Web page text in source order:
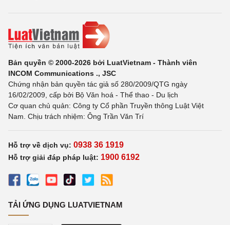
Bản quyền © 2000-2026 bởi LuatVietnam - Thành viên
INCOM Communications ., JSC
Chứng nhận bản quyền tác giả số 280/2009/QTG ngày
16/02/2009, cấp bởi Bộ Văn hoá - Thể thao - Du lịch
Cơ quan chủ quản: Công ty Cổ phần Truyền thông Luật Việt
Nam. Chịu trách nhiệm: Ông Trần Văn Trí
Hỗ trợ về dịch vụ: 0938 36 1919
Hỗ trợ giải đáp pháp luật: 1900 6192
TẢI ỨNG DỤNG LUATVIETNAM